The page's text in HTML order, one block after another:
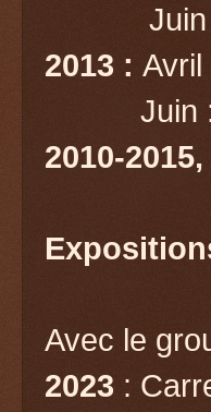
Juin :
2013 : Avril
Juin :
2010-2015,
Avec le
2023 :